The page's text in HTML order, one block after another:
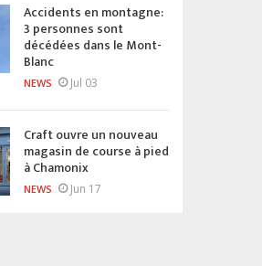
Accidents en montagne:
3 personnes sont
décédées dans le Mont-
Blanc
NEWS Jul 03
Craft ouvre un nouveau
magasin de course à pied
à Chamonix
NEWS Jun 17